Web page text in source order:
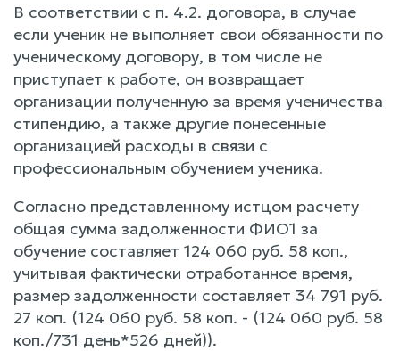
В соответствии с п. 4.2. договора, в случае
если ученик не выполняет свои обязанности по
ученическому договору, в том числе не
приступает к работе, он возвращает
организации полученную за время ученичества
стипендию, а также другие понесенные
организацией расходы в связи с
профессиональным обучением ученика.
Согласно представленному истцом расчету
общая сумма задолженности ФИО1 за
обучение составляет 124 060 руб. 58 коп.,
учитывая фактически отработанное время,
размер задолженности составляет 34 791 руб.
27 коп. (124 060 руб. 58 коп. - (124 060 руб. 58
коп./731 день*526 дней)).